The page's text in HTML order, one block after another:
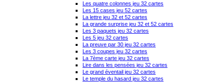
Les quatre colonnes jeu 32 cartes
Les 15 cases jeu 52 cartes
La lettre jeu 32 et 52 cartes
La grande surprise jeu 32 et 52 cartes
Les 3 paquets jeu 32 cartes
Les 5 jeu 32 cartes
La preuve par 30 jeu 32 cartes
Les 3 coupes jeu 32 cartes
La 7ème carte jeu 32 cartes
Lire dans les pensées jeu 32 cartes
Le grand éventail jeu 32 cartes
Le temple du hasard jeu 32 cartes